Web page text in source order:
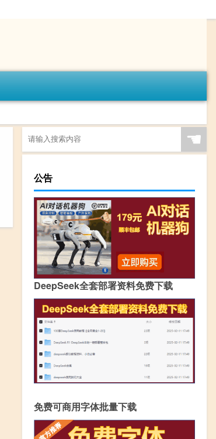
☚
公告
DeepSeek全套部署资料免费下载
免费可商用字体批量下载